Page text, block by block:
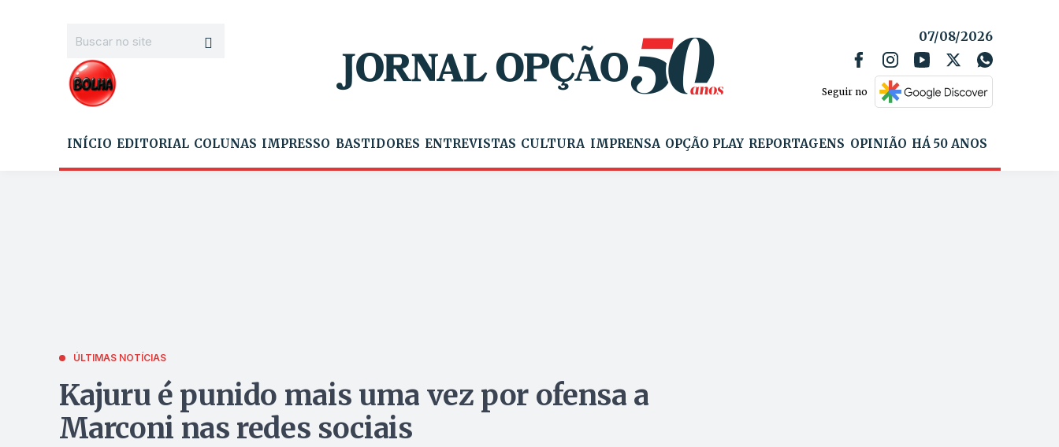
07/08/2026
Seguir no
INÍCIO EDITORIAL COLUNAS IMPRESSO BASTIDORES ENTREVISTAS CULTURA IMPRENSA OPÇÃO PLAY REPORTAGENS OPINIÃO HÁ 50 ANOS
ÚLTIMAS NOTÍCIAS
Kajuru é punido mais uma vez por ofensa a
Marconi nas redes sociais